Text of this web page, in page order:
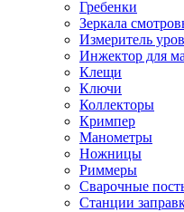
Гребенки
Зеркала
Измеритель
Инжектор для
Клещи
Ключи
Коллекторы
Кримпер
Манометры
Ножницы
Риммеры
Сварочные
Станции